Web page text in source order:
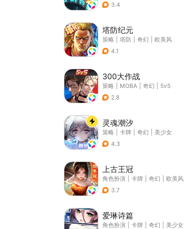
3.4
塔防纪元
策略 塔防 奇幻
欧美风
4.1
300大作战
策略 MOBA 奇幻
5v5
2.8
灵魂潮汐
策略 卡牌 奇幻
美少女
4.3
上古王冠
角色扮演 卡牌 奇幻
欧美风
3.7
爱琳诗篇
角色扮演 卡牌 奇幻
美少女